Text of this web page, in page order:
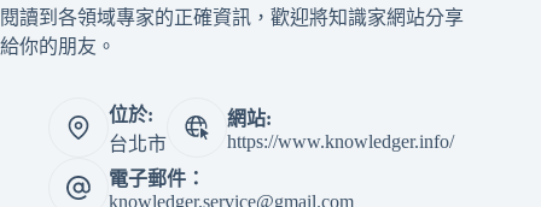
閱讀到各領域專家的正確資訊，歡迎將知識家網站分享
給你的朋友。
位於:
台北市
網站:
https://www.knowledger.info/
電子郵件：
knowledger.service@gmail.com